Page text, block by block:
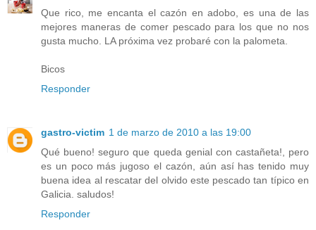
Que rico, me encanta el cazón en adobo, es una de las
mejores maneras de comer pescado para los que no nos
gusta mucho. LA próxima vez probaré con la palometa.
Bicos
Responder
gastro-victim 1 de marzo de 2010 a las 19:00
Qué bueno! seguro que queda genial con castañeta!, pero
es un poco más jugoso el cazón, aún así has tenido muy
buena idea al rescatar del olvido este pescado tan típico en
Galicia. saludos!
Responder